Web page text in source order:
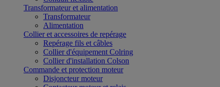
Transformateur et alimentation
Transformateur
Alimentation
Collier et accessoires de repérage
Repérage fils et câbles
Collier d'équipement Colring
Collier d'installation Colson
Commande et protection moteur
Disjoncteur moteur